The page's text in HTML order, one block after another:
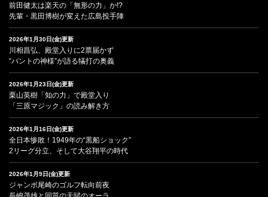
前田健太は楽天の「無形の力」か!?
先輩・黒田博樹が変えた広島投手陣
2026年1月30日(金)更新
川相昌弘、殿堂入りに2票届かず
“バントの神様”が語る犠打の奥義
2026年1月23日(金)更新
栗山英樹「知の力」で殿堂入り
「三原マジック」の読み解き方
2026年1月16日(金)更新
全日本惨敗！1949年の“黒船ショック”
2リーグ分立、そして大谷翔平の時代
2026年1月9日(金)更新
ジャンボ尾崎のゴルフ転向前夜